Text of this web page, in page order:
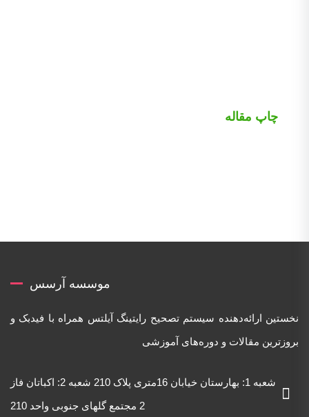
چاپ مقاله
موسسه آرسس
نخستین ارائه‌دهنده‌ سیستم تصحیح رایتینگ آیلتس همراه با فیدبک و
بروزترین مقالات و دوره‌های آموزشی
شعبه 1: بهارستان خیابان 16متری پلاک 210 شعبه 2: اکباتان فاز
2 مجتمع گلهای جنوبی واحد 210